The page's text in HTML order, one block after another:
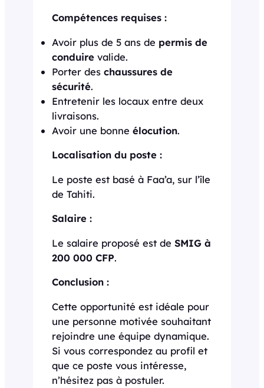
Compétences requises :
Avoir plus de 5 ans de permis de
conduire valide.
Porter des chaussures de
sécurité.
Entretenir les locaux entre deux
livraisons.
Avoir une bonne élocution.
Localisation du poste :
Le poste est basé à Faa’a, sur l’île
de Tahiti.
Salaire :
Le salaire proposé est de SMIG à
200 000 CFP.
Conclusion :
Cette opportunité est idéale pour
une personne motivée souhaitant
rejoindre une équipe dynamique.
Si vous correspondez au profil et
que ce poste vous intéresse,
n’hésitez pas à postuler.